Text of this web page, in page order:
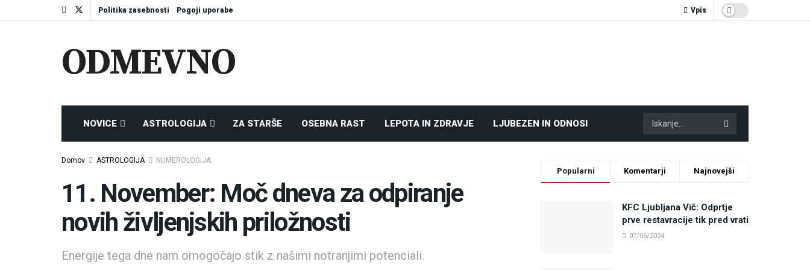
Politika zasebnosti Pogoji uporabe Vpis
ODMEVNO
NOVICE ASTROLOGIJA ZA STARŠE OSEBNA RAST LEPOTA IN ZDRAVJE LJUBEZEN IN ODNOSI
Domov ASTROLOGIJA NUMEROLOGIJA
11. November: Moč dneva za odpiranje
novih življenjskih priložnosti
Energije tega dne nam omogočajo stik z našimi notranjimi potenciali.
Popularni Komentarji Najnovejši
KFC Ljubljana Vič: Odprtje
prve restavracije tik pred vrati
07/06/2024